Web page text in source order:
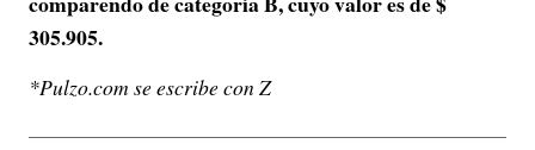
305.905.
*Pulzo.com se escribe con Z